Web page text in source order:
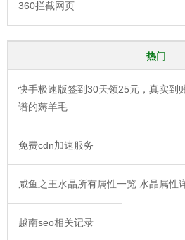
360拦截网页
热门
快手极速版签到30天领25元，真实到
谱的薅羊毛
免费cdn加速服务
咸鱼之王水晶所有属性一览 水晶属性
越南seo相关记录